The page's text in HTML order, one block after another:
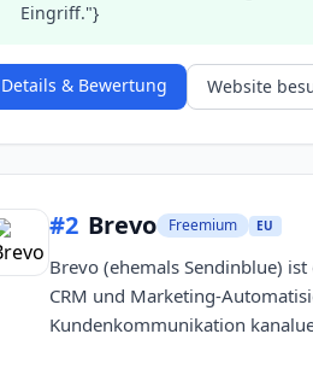
Eingriff."}
Details & Bewertung Website
#2 Brevo Freemium EU
Brevo (ehemals Sendinblue)
CRM und Marketing-
Kundenkommunikation